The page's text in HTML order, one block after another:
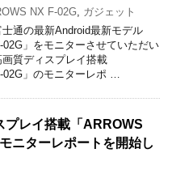
NX F-02G, ガジェット
通の最新Android最新モデル
02G」をモニターさせていただい
質ディスプレイ搭載
02G」のモニターレポ …
プレイ搭載「ARROWS
ニターレポートを開始し